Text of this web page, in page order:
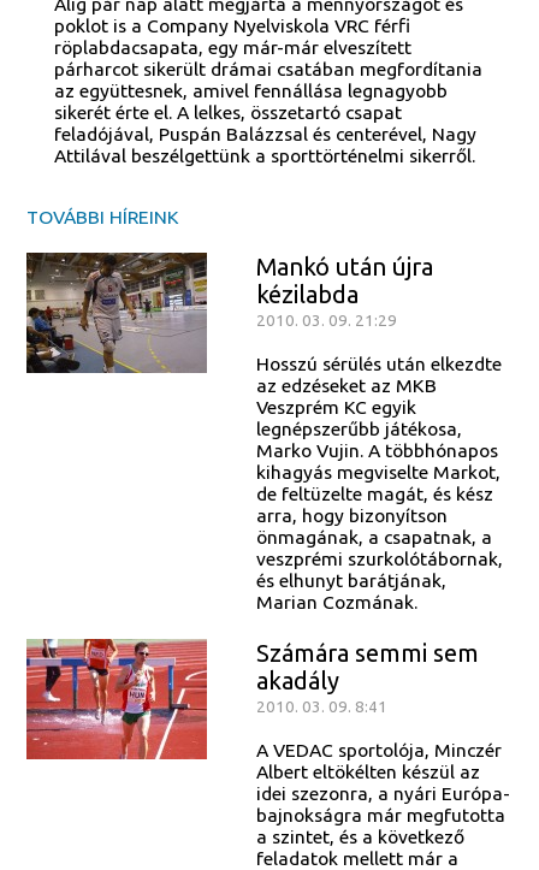
poklot is a Company Nyelviskola VRC férfi
röplabdacsapata, egy már-már elveszített
párharcot sikerült drámai csatában megfordítania
az együttesnek, amivel fennállása legnagyobb
sikerét érte el. A lelkes, összetartó csapat
feladójával, Puspán Balázzsal és centerével, Nagy
Attilával beszélgettünk a sporttörténelmi sikerről.
TOVÁBBI HÍREINK
Mankó után újra
kézilabda
2010. 03. 09. 21:29
Hosszú sérülés után elkezdte
az edzéseket az MKB
Veszprém KC egyik
legnépszerűbb játékosa,
Marko Vujin. A többhónapos
kihagyás megviselte Markot,
de feltüzelte magát, és kész
arra, hogy bizonyítson
önmagának, a csapatnak, a
veszprémi szurkolótábornak,
és elhunyt barátjának,
Marian Cozmának.
Számára semmi sem
akadály
2010. 03. 09. 8:41
A VEDAC sportolója, Minczér
Albert eltökélten készül az
idei szezonra, a nyári Európa-
bajnokságra már megfutotta
a szintet, és a következő
feladatok mellett már a